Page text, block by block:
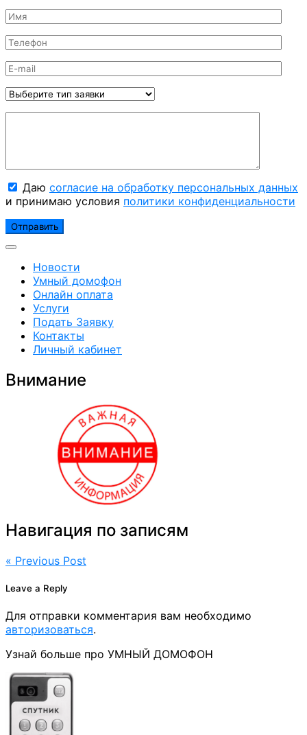
Даю согласие на обработку персональных данных
и принимаю условия политики конфиденциальности
Новости
Умный домофон
Онлайн оплата
Услуги
Подать Заявку
Контакты
Личный кабинет
Внимание
Навигация по записям
« Previous Post
Leave a Reply
Для отправки комментария вам необходимо
авторизоваться.
Узнай больше про УМНЫЙ ДОМОФОН